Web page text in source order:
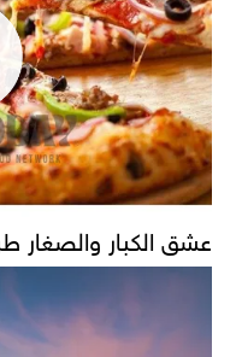
عشق الكبار والصغار